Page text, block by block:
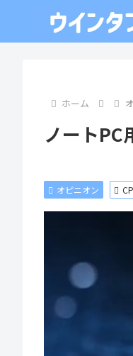
ホーム
ノートPC
オピニオン